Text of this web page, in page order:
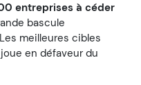
entreprises à céder
bascule
meilleures cibles
en défaveur du